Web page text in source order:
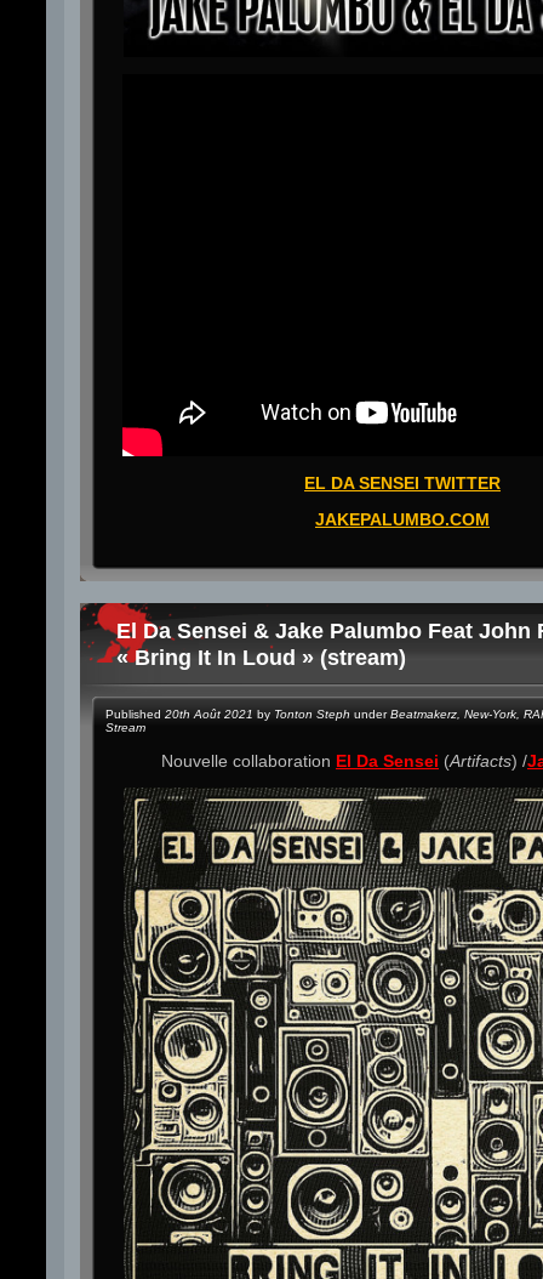
EL DA SENSEI TWITTER
JAKEPALUMBO.COM
El Da Sensei & Jake Palumbo Feat John
« Bring It In Loud » (stream)
Published 20th Août 2021 by Tonton Steph underBeatmakerz New-York
Stream
Nouvelle collaboration El Da Sensei (Artifacts) /